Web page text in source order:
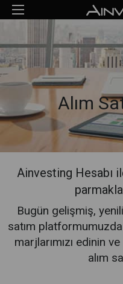
Alım
Ainvesting Hesabı
Bugün gelişmiş,
satım
marjlarımızı edinin
alım